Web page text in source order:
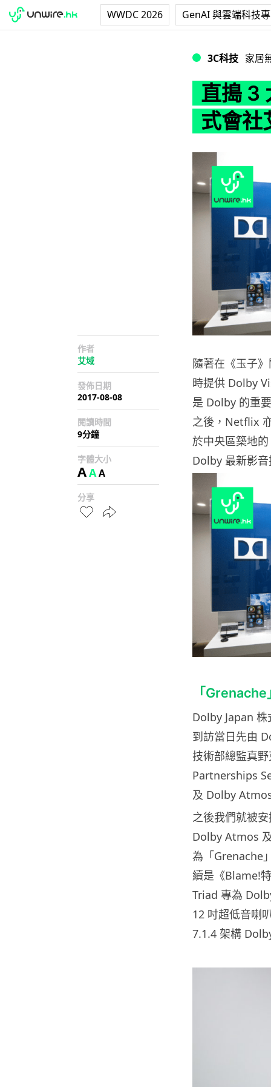
WWDC 2026 GenAI 與雲端科技
3C科技 家居
直搗 3
式會社
作者
艾域
發佈日期
2017-08-08
閱讀時間
9分鐘
字體大小
AAA
分享
隨著在《玉子
時提供 Dolby
是 Dolby 的重
之後， Netflix
於中央區築地的
Dolby 最新影
「Grenache
Dolby Japan 株
到訪當日先由
技術部總監真
Partnerships
及 Dolby
之後我們就被
Dolby Atmos
為「Grenache
續是《Blame!
Triad 專為
12 吋超低音喇
7.1.4 架構